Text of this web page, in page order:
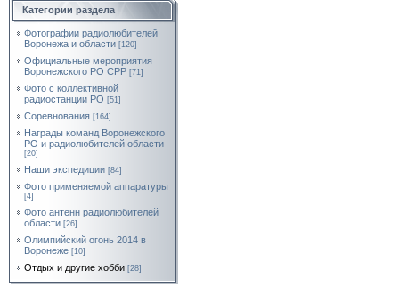
Категории раздела
Фотографии радиолюбителей
Воронежа и области [120]
Официальные мероприятия
Воронежского РО СРР [71]
Фото с коллективной
радиостанции РО [51]
Соревнования [164]
Награды команд Воронежского
РО и радиолюбителей области
[20]
Наши экспедиции [84]
Фото применяемой аппаратуры
[4]
Фото антенн радиолюбителей
области [26]
Олимпийский огонь 2014 в
Воронеже [10]
Отдых и другие хобби [28]